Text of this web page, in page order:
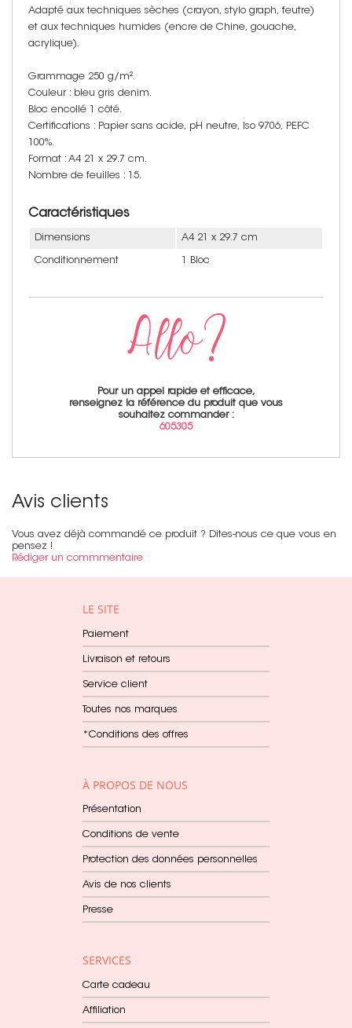
Adapté aux techniques sèches (crayon, stylo graph, feutre)
et aux techniques humides (encre de Chine, gouache,
acrylique).
Grammage 250 g/m².
Couleur : bleu gris denim.
Bloc encollé 1 côté.
Certifications : Papier sans acide, pH neutre, Iso 9706, PEFC
100%.
Format : A4 21 x 29.7 cm.
Nombre de feuilles : 15.
Caractéristiques
Dimensions A4 21 x 29.7 cm
Conditionnement 1 Bloc
Pour un appel rapide et efficace,
renseignez la référence du produit que vous
souhaitez commander :
605305
Avis clients
Vous avez déjà commandé ce produit ? Dites-nous ce que vous en
pensez !
Rédiger un commmentaire
LE SITE
Paiement
Livraison et retours
Service client
Toutes nos marques
*Conditions des offres
À PROPOS DE NOUS
Présentation
Conditions de vente
Protection des données personnelles
Avis de nos clients
Presse
SERVICES
Carte cadeau
Affiliation